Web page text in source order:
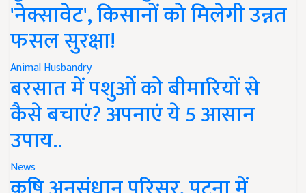
'नेक्सावेट', किसानों को मिलेगी उन्नत
फसल सुरक्षा!
Animal Husbandry
बरसात में पशुओं को बीमारियों से
कैसे बचाएं? अपनाएं ये 5 आसान
उपाय..
News